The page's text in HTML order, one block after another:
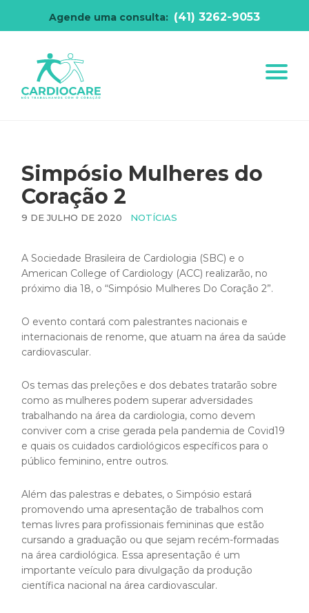
Agende uma consulta: (41) 3262-9053
Simpósio Mulheres do
Coração 2
9 DE JULHO DE 2020 NOTÍCIAS
A Sociedade Brasileira de Cardiologia (SBC) e o
American College of Cardiology (ACC) realizarão, no
próximo dia 18, o “Simpósio Mulheres Do Coração 2”.
O evento contará com palestrantes nacionais e
internacionais de renome, que atuam na área da saúde
cardiovascular.
Os temas das preleções e dos debates tratarão sobre
como as mulheres podem superar adversidades
trabalhando na área da cardiologia, como devem
conviver com a crise gerada pela pandemia de Covid19
e quais os cuidados cardiológicos específicos para o
público feminino, entre outros.
Além das palestras e debates, o Simpósio estará
promovendo uma apresentação de trabalhos com
temas livres para profissionais femininas que estão
cursando a graduação ou que sejam recém-formadas
na área cardiológica. Essa apresentação é um
importante veículo para divulgação da produção
científica nacional na área cardiovascular.